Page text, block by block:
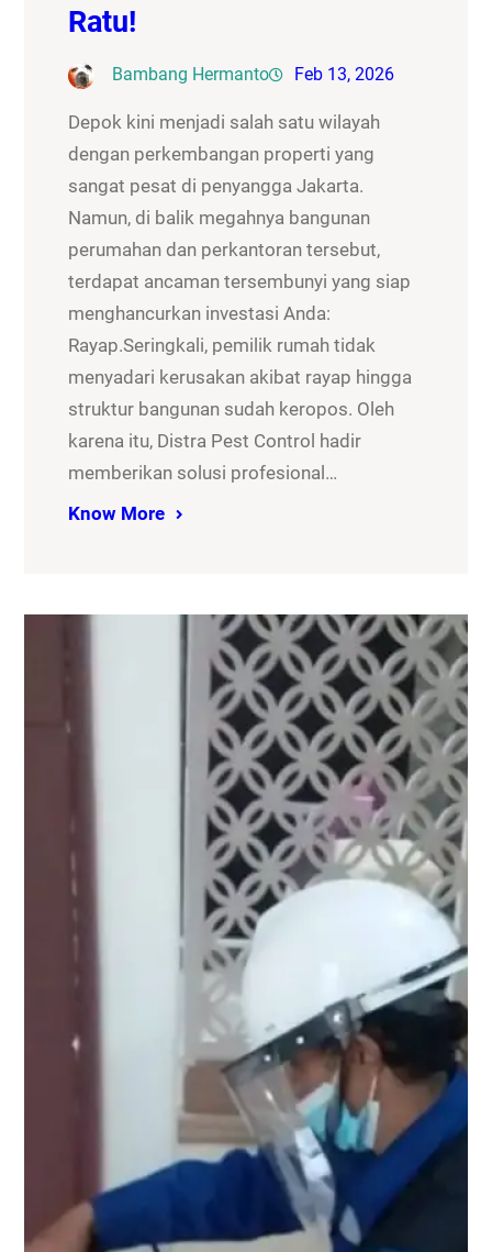
Ratu!
Bambang Hermanto Feb 13, 2026
Depok kini menjadi salah satu wilayah
dengan perkembangan properti yang
sangat pesat di penyangga Jakarta.
Namun, di balik megahnya bangunan
perumahan dan perkantoran tersebut,
terdapat ancaman tersembunyi yang siap
menghancurkan investasi Anda:
Rayap.Seringkali, pemilik rumah tidak
menyadari kerusakan akibat rayap hingga
struktur bangunan sudah keropos. Oleh
karena itu, Distra Pest Control hadir
memberikan solusi profesional…
Know More